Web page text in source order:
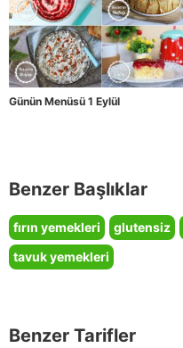
Günün Menüsü 1 Eylül
Benzer Başlıklar
fırın yemekleri glutensiz
tavuk yemekleri
Benzer Tarifler